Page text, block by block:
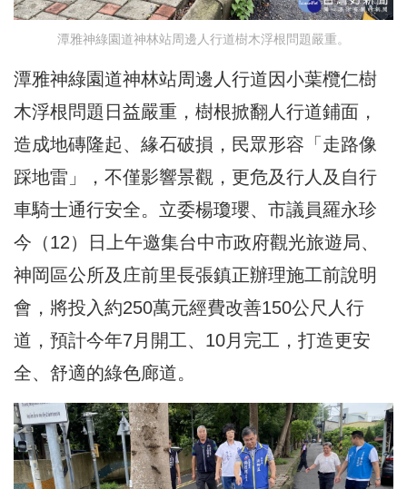
潭雅神綠園道神林站周邊人行道樹木浮根問題嚴重。
潭雅神綠園道神林站周邊人行道因小葉欖仁樹
木浮根問題日益嚴重，樹根掀翻人行道鋪面，
造成地磚隆起、緣石破損，民眾形容「走路像
踩地雷」，不僅影響景觀，更危及行人及自行
車騎士通行安全。立委楊瓊瓔、市議員羅永珍
今（12）日上午邀集台中市政府觀光旅遊局、
神岡區公所及庄前里長張鎮正辦理施工前說明
會，將投入約250萬元經費改善150公尺人行
道，預計今年7月開工、10月完工，打造更安
全、舒適的綠色廊道。